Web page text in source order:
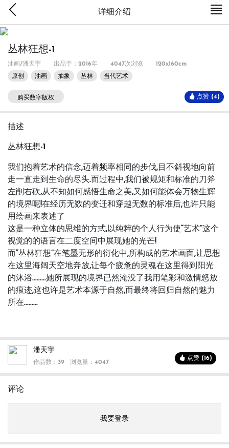
详细介绍
丛林狂想-1
油画/潘天宇 出品于：2016年 4047次浏览
120x160cm
原创
油画 抽象 丛林 当代艺术
购买数字版权 点赞 (4)
描述
丛林狂想-1
我们抱着艺术的信念,迈着频率相同的步伐,目不斜视地向前
走一直走到生命的尽头.而过程中,我们被规矩和标准的刀斧
左削右砍,从不知如何感悟生命之美,又如何能体会万物生辉
的境界呢!在经历无数的变迁和穿越无数的标准后,也许只能
用绘画来表述了
这是一种立体的思维的方式,以纯粹的个人行为使“艺术”这个
视觉的的语言在二度空间中展现她的光芒!
而“丛林狂想”在笔墨无形的衍化中,所构成的艺术画面,让思想
在这里海阔天空地奔放,让每个疲惫的灵魂在这里得到阳光
的沐浴………她所展现的境界已然淹没了我用笔彩和激情怒放
的痕迹,这也许是艺术本源于自然,而最终将回归自然的魅力
所在………
潘天宇
作品数：39 浏览量：4047
点赞 (16)
评论
我要登录